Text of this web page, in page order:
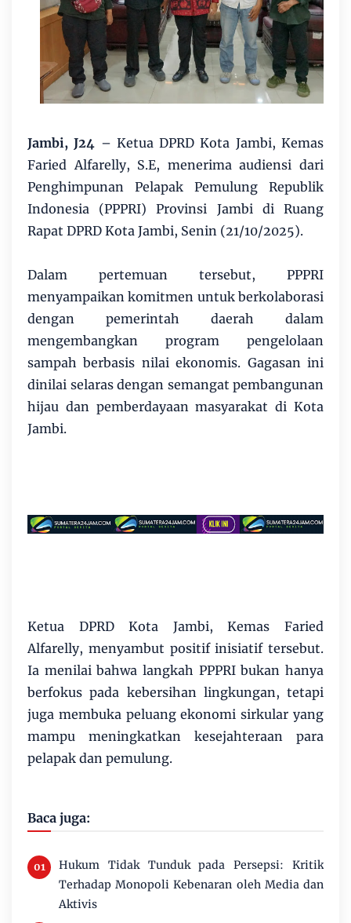
Jambi, J24 – Ketua DPRD Kota Jambi, Kemas
Faried Alfarelly, S.E, menerima audiensi dari
Penghimpunan Pelapak Pemulung Republik
Indonesia (PPPRI) Provinsi Jambi di Ruang
Rapat DPRD Kota Jambi, Senin (21/10/2025).
Dalam pertemuan tersebut, PPPRI
menyampaikan komitmen untuk berkolaborasi
dengan pemerintah daerah dalam
mengembangkan program pengelolaan
sampah berbasis nilai ekonomis. Gagasan ini
dinilai selaras dengan semangat pembangunan
hijau dan pemberdayaan masyarakat di Kota
Jambi.
Ketua DPRD Kota Jambi, Kemas Faried
Alfarelly, menyambut positif inisiatif tersebut.
Ia menilai bahwa langkah PPPRI bukan hanya
berfokus pada kebersihan lingkungan, tetapi
juga membuka peluang ekonomi sirkular yang
mampu meningkatkan kesejahteraan para
pelapak dan pemulung.
Baca juga:
Hukum Tidak Tunduk pada Persepsi: Kritik
Terhadap Monopoli Kebenaran oleh Media dan
Aktivis